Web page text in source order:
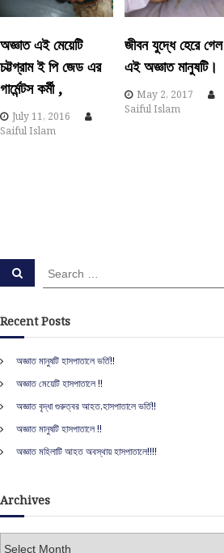
i
g
a
t
অজ্ঞাত এই মেয়েটি
চট্টগ্রাম ই পি জেড এর
গার্মেন্টস কর্মী ,
July 11, 2016
Saiful Islam
জীবন যুদ্ধে হেরে গেল
এই অজ্ঞাত মানুষটি।
May 2, 2017
Saiful Islam
e
r
c
f
o
r
S
h
Recent Posts
অজ্ঞাত মানুষটি হাসপাতালে ভর্তি!!
অজ্ঞাত মেয়েটি হাসপাতালে !!
অজ্ঞাত বৃদ্ধা গুরুত্বর আহত,হাসপাতালে ভর্তি!!
অজ্ঞাত মানুষটি হাসপাতালে !!
অজ্ঞাত মহিলাটি আহত অবস্থায় হাসপাতালে!!!!
Archives